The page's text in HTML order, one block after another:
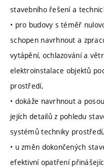
stavebního řešení a
• pro budovy s téměř
schopen navrhnout a
vytápění, ochlazování a
elektroinstalace objektů
prostředí,
• dokáže navrhnout a
jejích detailů z pohledu
systémů techniky prostředí,
• u změn dokončených
efektivní opatření